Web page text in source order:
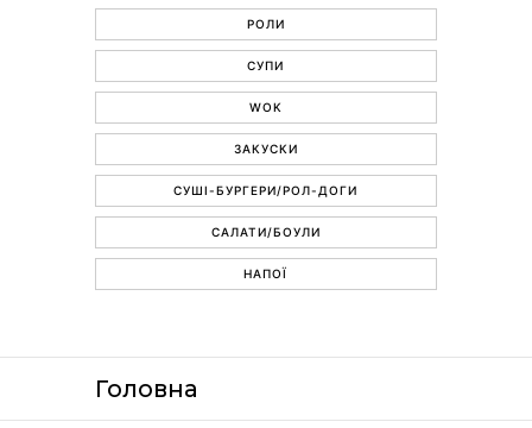
РОЛИ
СУПИ
WOK
ЗАКУСКИ
СУШІ-БУРГЕРИ/РОЛ-ДОГИ
САЛАТИ/БОУЛИ
НАПОЇ
Головна